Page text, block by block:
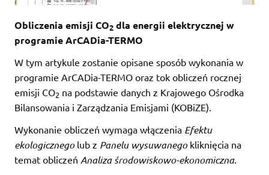
Obliczenia emisji CO2 dla energii elektrycznej w
programie ArCADia-TERMO
W tym artykule zostanie opisane sposób wykonania w
programie ArCADia-TERMO oraz tok obliczeń rocznej
emisji CO2 na podstawie danych z Krajowego Ośrodka
Bilansowania i Zarządzania Emisjami (KOBiZE).
Wykonanie obliczeń wymaga włączenia Efektu
ekologicznegolub z Panelu wysuwanegokliknięcia na
temat obliczeń Analiza środowiskowo-ekonomiczna.